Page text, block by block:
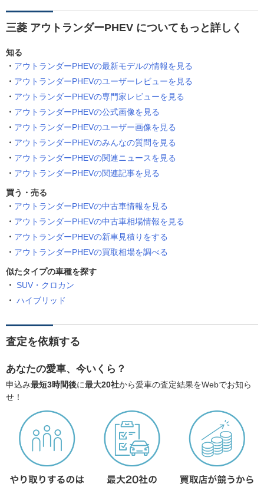
三菱 アウトランダーPHEV についてもっと詳しく
知る
アウトランダーPHEVの最新モデルの情報を見る
アウトランダーPHEVのユーザーレビューを見る
アウトランダーPHEVの専門家レビューを見る
アウトランダーPHEVの公式画像を見る
アウトランダーPHEVのユーザー画像を見る
アウトランダーPHEVのみんなの質問を見る
アウトランダーPHEVの関連ニュースを見る
アウトランダーPHEVの関連記事を見る
買う・売る
アウトランダーPHEVの中古車情報を見る
アウトランダーPHEVの中古車相場情報を見る
アウトランダーPHEVの新車見積りをする
アウトランダーPHEVの買取相場を調べる
似たタイプの車種を探す
SUV・クロカン
ハイブリッド
査定を依頼する
あなたの愛車、今いくら？
申込み最短3時間後に最大20社から愛車の査定結果をWebでお知ら
せ！